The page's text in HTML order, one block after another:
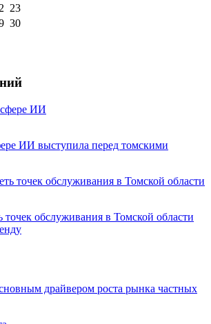
23
30
ИИ выступила перед томскими
точек обслуживания в Томской области
драйвером роста рынка частных